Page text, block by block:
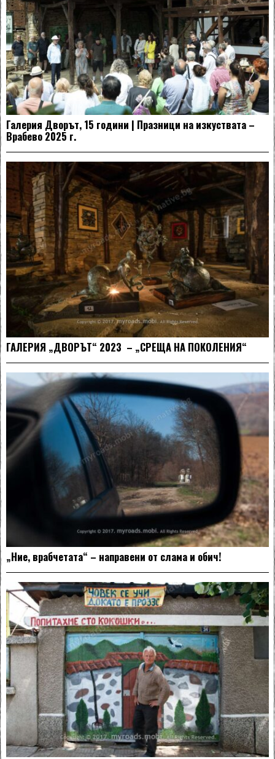
Галерия Дворът, 15 години | Празници на изкуствата –
Врабево 2025 г.
ГАЛЕРИЯ „ДВОРЪТ“ 2023 – „СРЕЩА НА ПОКОЛЕНИЯ“
„Ние, врабчетата“ – направени от слама и обич!